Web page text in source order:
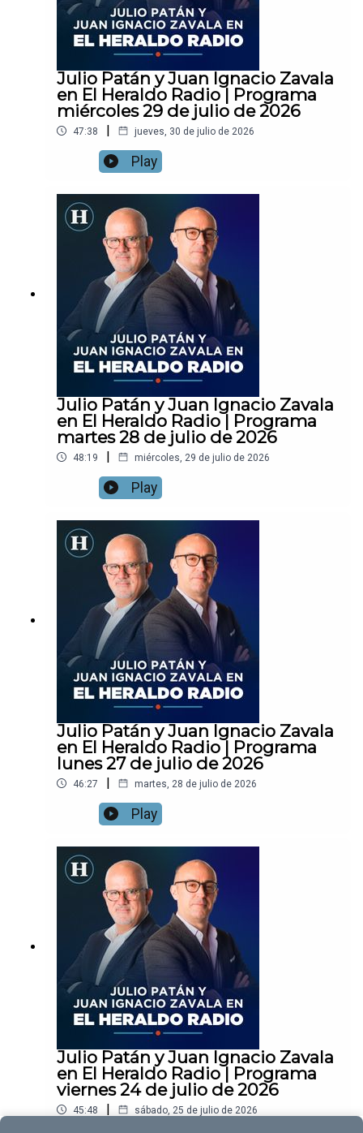
Julio Patán y Juan Ignacio Zavala
en El Heraldo Radio | Programa
miércoles 29 de julio de 2026
47:38 | jueves, 30 de julio de 2026
Play
Julio Patán y Juan Ignacio Zavala
en El Heraldo Radio | Programa
martes 28 de julio de 2026
48:19 | miércoles, 29 de julio de 2026
Play
Julio Patán y Juan Ignacio Zavala
en El Heraldo Radio | Programa
lunes 27 de julio de 2026
46:27 | martes, 28 de julio de 2026
Play
Julio Patán y Juan Ignacio Zavala
en El Heraldo Radio | Programa
viernes 24 de julio de 2026
45:48 | sábado, 25 de julio de 2026